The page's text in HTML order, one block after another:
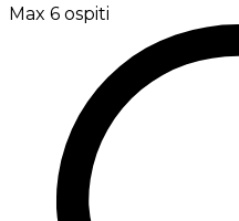
Max 6 ospiti